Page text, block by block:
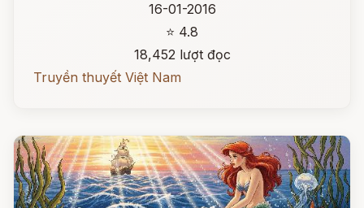
16-01-2016
⭐ 4.8
18,452 lượt đọc
Truyền thuyết Việt Nam